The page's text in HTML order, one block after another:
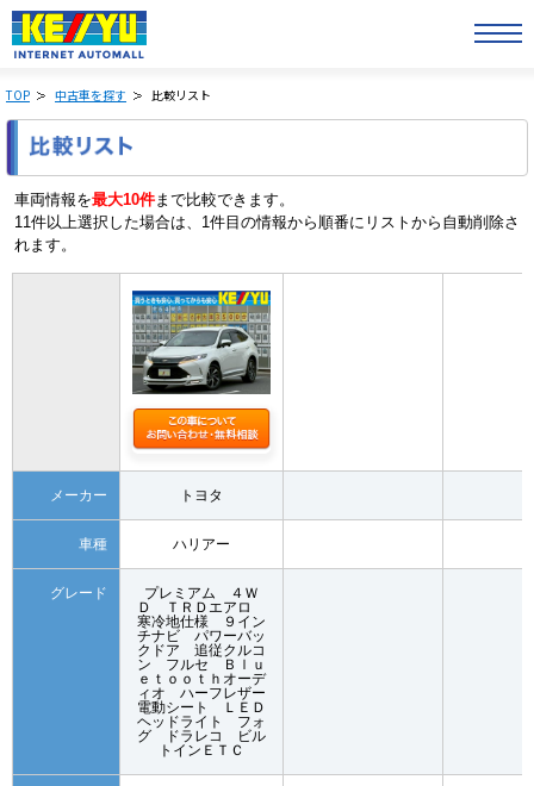
TOP 中古車を探す 比較リスト
車両情報を最大10件まで比較できます。
11件以上選択した場合は、1件目の情報から順番にリストから自動削除さ
れます。
メーカー トヨタ
車種 ハリアー
グレード
プレミアム ４Ｗ
Ｄ ＴＲＤエアロ
寒冷地仕様 ９イン
チナビ パワーバッ
クドア 追従クルコ
ン フルセ Ｂｌｕ
ｅｔｏｏｔｈオーデ
ィオ ハーフレザー
電動シート ＬＥＤ
ヘッドライト フォ
グ ドラレコ ビル
トインＥＴＣ